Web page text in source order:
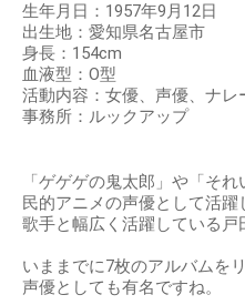
生年月日：1957年9月12日
出生地：愛知県名古屋市
身長：154cm
血液型：O型
活動内容：女優、声優、ナレ
事務所：ルックアップ
「ゲゲゲの鬼太郎」や「そ
民的アニメの声優として活躍
歌手と幅広く活躍している戸
いままでに7枚のアルバムを
声優としても有名ですね。